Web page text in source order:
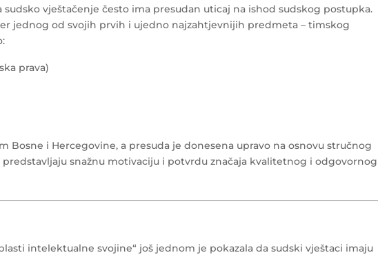
sudsko vještačenje često ima presudan uticaj na ishod sudskog postupka.
jednog od svojih prvih i ujedno najzahtjevnijih predmeta – timskog
prava)
Bosne i Hercegovine, a presuda je donesena upravo na osnovu stručnog
predstavljaju snažnu motivaciju i potvrdu značaja kvalitetnog i odgovornog
intelektualne svojine“ još jednom je pokazala da sudski vještaci imaju